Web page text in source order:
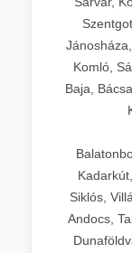
Komló,
Baja,
Siklós,
Andocs,